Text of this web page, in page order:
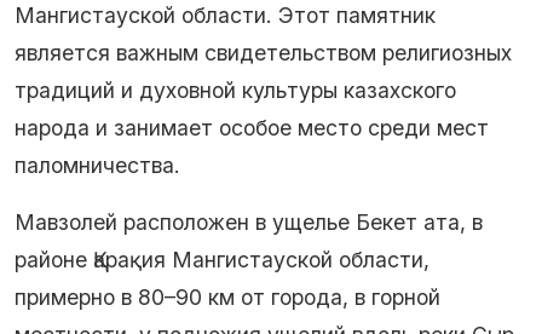
Мангистауской области. Этот памятник
является важным свидетельством религиозных
традиций и духовной культуры казахского
народа и занимает особое место среди мест
паломничества.
Мавзолей расположен в ущелье Бекет ата, в
районе Қарақия Мангистауской области,
примерно в 80–90 км от города, в горной